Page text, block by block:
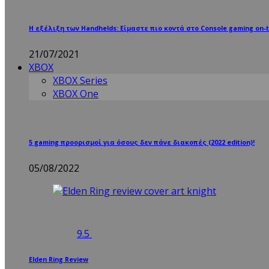
Η εξέλιξη των Handhelds: Είμαστε πιο κοντά στο Console gaming on-
21/07/2021
XBOX
XBOX Series
XBOX One
5 gaming προορισμοί για όσους δεν πάνε διακοπές (2022 edition)!
05/08/2022
9.5
Elden Ring Review